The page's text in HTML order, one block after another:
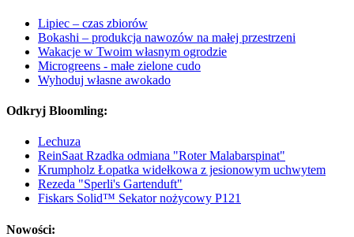
Lipiec – czas zbiorów
Bokashi – produkcja nawozów na małej przestrzeni
Wakacje w Twoim własnym ogrodzie
Microgreens - małe zielone cudo
Wyhoduj własne awokado
Odkryj Bloomling:
Lechuza
ReinSaat Rzadka odmiana "Roter Malabarspinat"
Krumpholz Łopatka widełkowa z jesionowym uchwytem
Rezeda "Sperli's Gartenduft"
Fiskars Solid™ Sekator nożycowy P121
Nowości: